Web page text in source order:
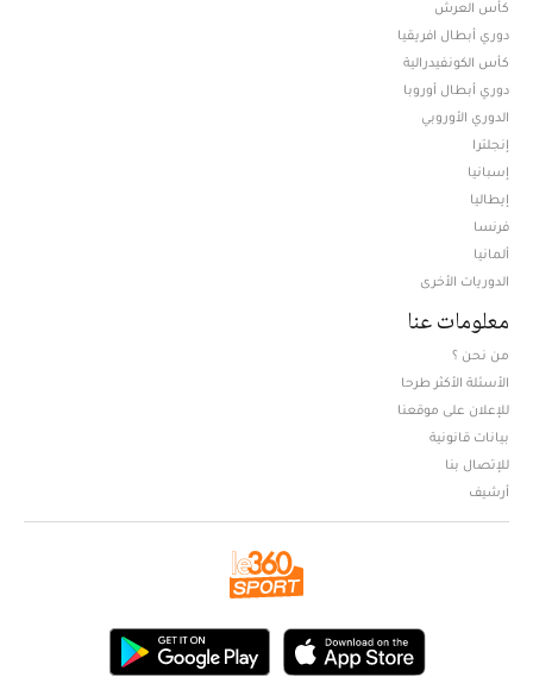
كأس العرش
دوري أبطال افريقيا
كأس الكونفيدرالية
دوري أبطال أوروبا
الدوري الأوروبي
إنجلترا
إسبانيا
إيطاليا
فرنسا
ألمانيا
الدوريات الأخرى
معلومات عنا
من نحن ؟
الأسئلة الأكثر طرحا
للإعلان على موقعنا
بيانات قانونية
للإتصال بنا
أرشيف